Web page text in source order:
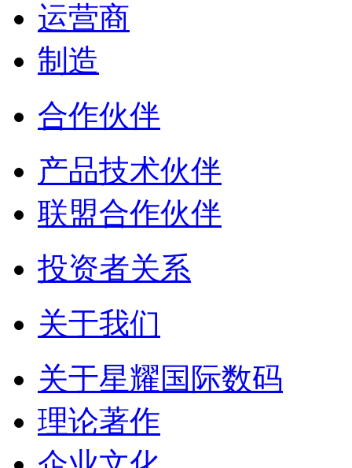
运营商
制造
合作伙伴
产品技术伙伴
联盟合作伙伴
投资者关系
关于我们
关于星耀国际数码
理论著作